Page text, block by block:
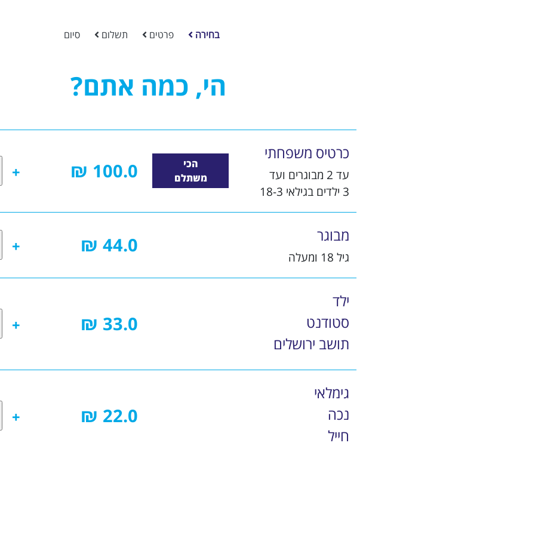
בחירה פרטים תשלום סיום
הי, כמה אתם?
כרטיס משפחתי
עד 2 מבוגרים ועד
3 ילדים בגילאי 18-3
הכי
משתלם
100.0 ₪
מבוגר
גיל 18 ומעלה
44.0 ₪
ילד
סטודנט
תושב ירושלים
33.0 ₪
גימלאי
נכה
חייל
22.0 ₪